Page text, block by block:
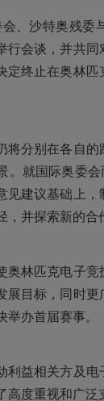
、沙特奥残委
行会谈，并共同
定终止在奥林
将分别在各自
。就国际奥委
见建议基础上
并探索新的合
奥林匹克电子
展目标，同时
办首届赛事。
利益相关方及
度重视和广泛